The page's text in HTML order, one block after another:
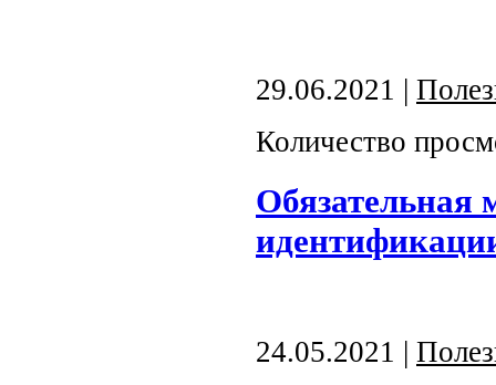
29.06.2021 |
Количество
Обязательная
24.05.2021 |